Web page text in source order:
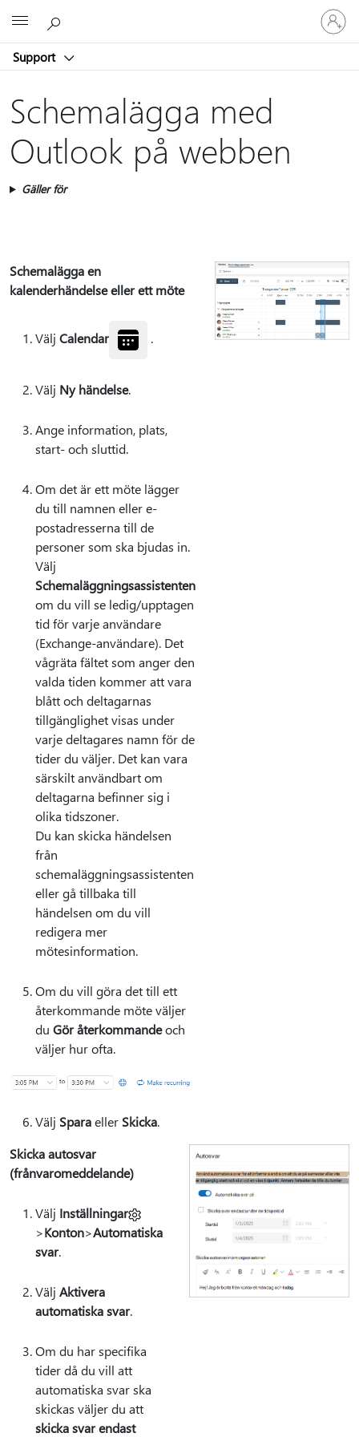
Support
Logga
in
på
konto
Schemalägga med
Outlook på webben
Gäller för
Schemalägga en
kalenderhändelse eller ett möte
Välj Calendar .
Välj Ny händelse.
Ange information, plats,
start- och sluttid.
Om det är ett möte lägger
du till namnen eller e-
postadresserna till de
personer som ska bjudas in.
Välj
Schemaläggningsassistenten
om du vill se ledig/upptagen
tid för varje användare
(Exchange-användare). Det
vågräta fältet som anger den
valda tiden kommer att vara
blått och deltagarnas
tillgänglighet visas under
varje deltagares namn för de
tider du väljer. Det kan vara
särskilt användbart om
deltagarna befinner sig i
olika tidszoner.
Du kan skicka händelsen
från
schemaläggningsassistenten
eller gå tillbaka till
händelsen om du vill
redigera mer
mötesinformation.
Om du vill göra det till ett
återkommande möte väljer
du Gör återkommandeoch
väljer hur ofta.
Välj Sparaeller Skicka.
Skicka autosvar
(frånvaromeddelande)
Välj Inställningar
>Konton>Automatiska
svar.
Välj Aktivera
automatiska svar.
Om du har specifika
tider då du vill att
automatiska svar ska
skickas väljer du att
skicka svar endast